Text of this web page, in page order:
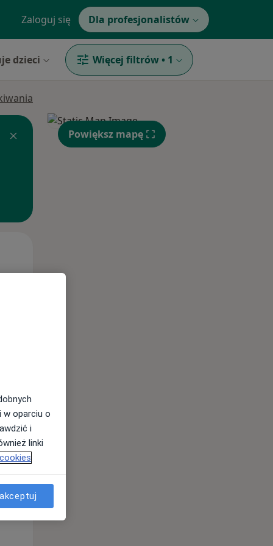
Zaloguj się Dla profesjonalistów
dzieci Więcej filtrów • 1
Wt,
11 Sie
Powiększ mapę
w oparciu o
i
linki